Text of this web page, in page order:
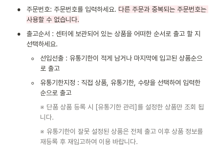
• 주문번호: 주문번호를 입력하세요. 다른 주문과 중복되는 주문번호는
사용할 수 없습니다.
•
출고순서 : 센터에 보관되어 있는 상품을 어떠한 순서로 출고 할 지
선택하세요.
◦
선입선출 : 유통기한이 적게 남거나 마지막에 입고된 상품순으
로 출고
◦
유통기한지정 : 직접 상품, 유통기한, 수량을 선택하여 입력한
순으로 출고
※ 단품 상품 등록 시 [유통기한 관리]를 설정한 상품만 조회 됩
니다.
※ 유통기한이 잘못 설정된 상품은 전체 출고 이후 상품 정보를
재등록 후 재입고하여 이용 바랍니다.